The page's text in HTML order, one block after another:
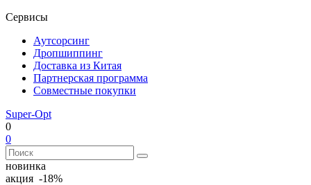
Сервисы
Аутсорсинг
Дропшиппинг
Доставка из Китая
Партнерская программа
Совместные покупки
Super-Opt
0
0
новинка
акция -18%